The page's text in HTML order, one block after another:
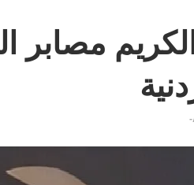
الكريم